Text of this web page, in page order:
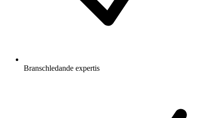
Branschledande expertis